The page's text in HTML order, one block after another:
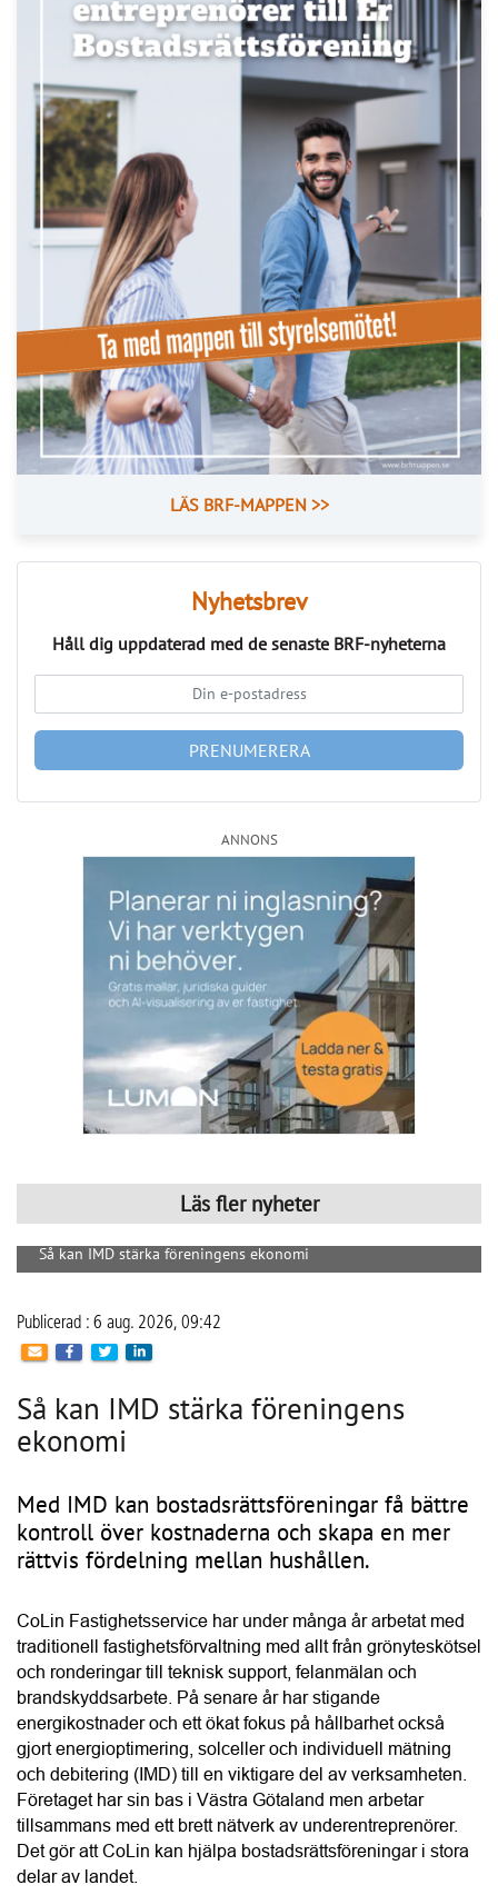
PRENUMERERA
ANNONS
Läs fler nyheter
Så kan IMD stärka föreningens ekonomi
Publicerad : 6 aug. 2026, 09:42
Så kan IMD stärka föreningens
Med IMD kan bostadsrättsföreningar få bättre
kontroll över kostnaderna och skapa en mer
CoLin Fastighetsservice har under många år arbetat med
och ronderingar till teknisk support, felanmälan och
energikostnader och ett ökat fokus på hållbarhet också
gjort energioptimering, solceller och individuell mätning
och debitering (IMD) till en viktigare del av verksamheten.
Företaget har sin bas i Västra Götaland men arbetar
tillsammans med ett brett nätverk av underentreprenörer.
Det gör att CoLin kan hjälpa bostadsrättsföreningar i stora
Conny Lindskog är vd på CoLin och han beskriver IMD
som ett system där el- och varmvattenförbrukningen mäts
och debiteras separat för varje lägenhet i en
den egna användningen ökar också incitamentet att
minska förbrukningen. Enligt Conny kan
vattenanvändningen ofta minska med omkring 20 procent
efter att IMD har införts.
“Vattenanvändningen kan minska med omkring 20 procent
med IMD.”
Conny Lindskog, CoLin Fastighetsservice
När IMD införs kan föreningen dessutom samla
elabonnemangen i ett gemensamt avtal i stället för att varje